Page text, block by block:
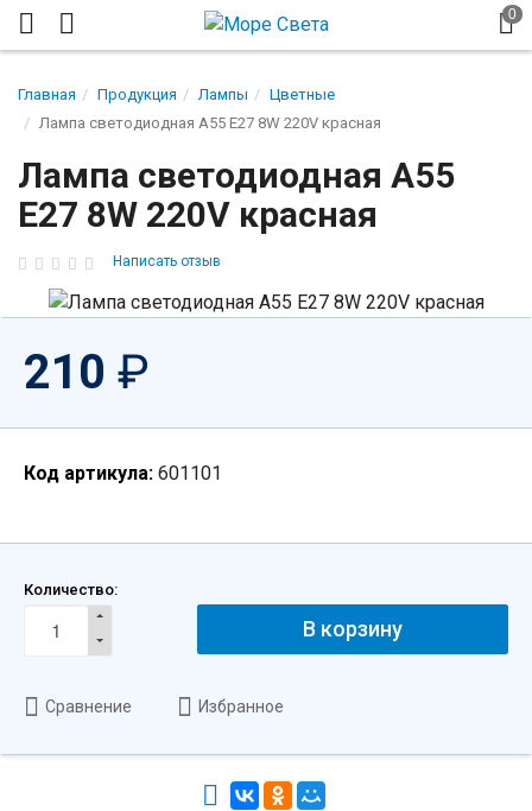
Главная Продукция Лампы
Цветные
Лампа светодиодная A55 E27 8W 220V красная
Лампа светодиодная A55
E27 8W 220V красная
Написать отзыв
210 ₽
Код артикула: 601101
Количество:
В корзину
Сравнение Избранное